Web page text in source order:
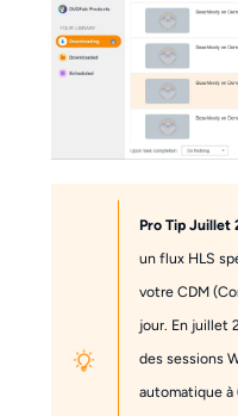
Pro Tip Juillet
un flux HLS
votre CDM
jour. En juillet
des sessions
automatique